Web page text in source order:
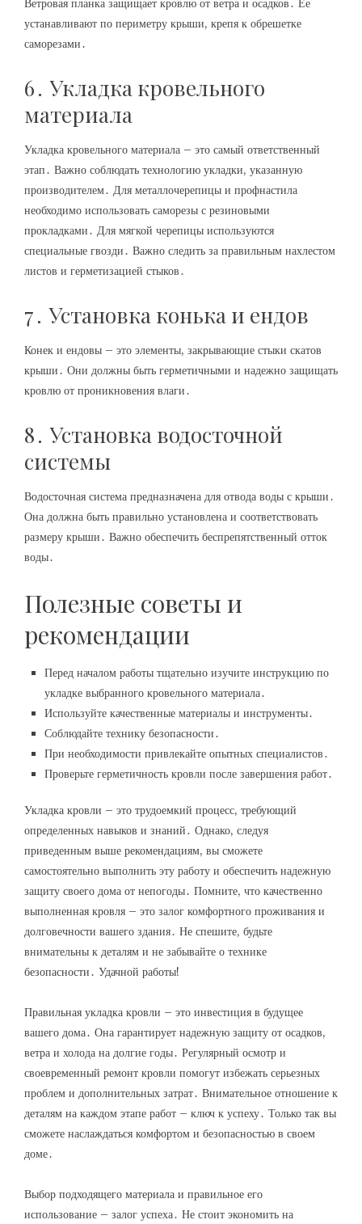
Ветровая планка защищает кровлю от ветра и осадков․ Ее
устанавливают по периметру крыши, крепя к обрешетке
саморезами․
6․ Укладка кровельного
материала
Укладка кровельного материала – это самый ответственный
этап․ Важно соблюдать технологию укладки, указанную
производителем․ Для металлочерепицы и профнастила
необходимо использовать саморезы с резиновыми
прокладками․ Для мягкой черепицы используются
специальные гвозди․ Важно следить за правильным нахлестом
листов и герметизацией стыков․
7․ Установка конька и ендов
Конек и ендовы – это элементы, закрывающие стыки скатов
крыши․ Они должны быть герметичными и надежно защищать
кровлю от проникновения влаги․
8․ Установка водосточной
системы
Водосточная система предназначена для отвода воды с крыши․
Она должна быть правильно установлена и соответствовать
размеру крыши․ Важно обеспечить беспрепятственный отток
воды․
Полезные советы и
рекомендации
Перед началом работы тщательно изучите инструкцию по
укладке выбранного кровельного материала․
Используйте качественные материалы и инструменты․
Соблюдайте технику безопасности․
При необходимости привлекайте опытных специалистов․
Проверьте герметичность кровли после завершения работ․
Укладка кровли – это трудоемкий процесс, требующий
определенных навыков и знаний․ Однако, следуя
приведенным выше рекомендациям, вы сможете
самостоятельно выполнить эту работу и обеспечить надежную
защиту своего дома от непогоды․ Помните, что качественно
выполненная кровля – это залог комфортного проживания и
долговечности вашего здания․ Не спешите, будьте
внимательны к деталям и не забывайте о технике
безопасности․ Удачной работы!
Правильная укладка кровли – это инвестиция в будущее
вашего дома․ Она гарантирует надежную защиту от осадков,
ветра и холода на долгие годы․ Регулярный осмотр и
своевременный ремонт кровли помогут избежать серьезных
проблем и дополнительных затрат․ Внимательное отношение к
деталям на каждом этапе работ – ключ к успеху․ Только так вы
сможете наслаждаться комфортом и безопасностью в своем
доме․
Выбор подходящего материала и правильное его
использование – залог успеха․ Не стоит экономить на